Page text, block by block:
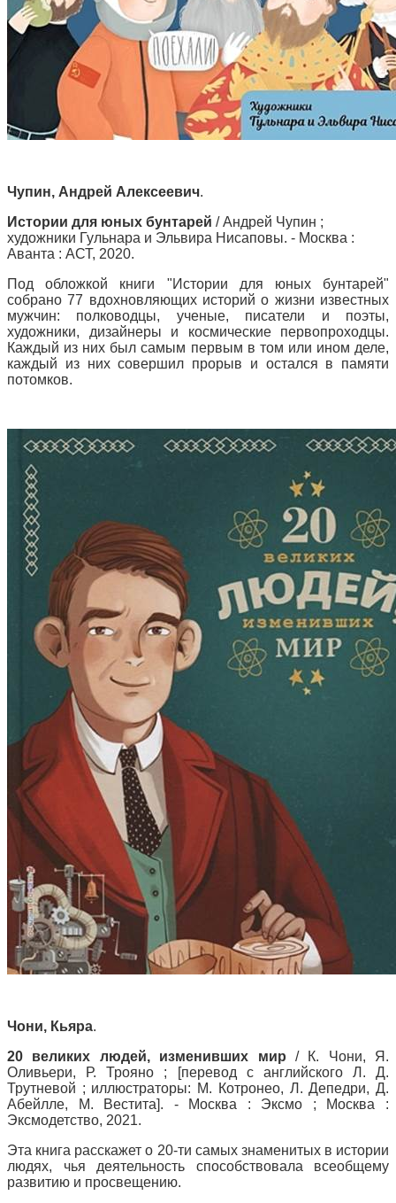
Чупин, Андрей Алексеевич.
Истории для юных бунтарей / Андрей Чупин ;
художники Гульнара и Эльвира Нисаповы. - Москва :
Аванта : АСТ, 2020.
Под обложкой книги "Истории для юных бунтарей"
собрано 77 вдохновляющих историй о жизни известных
мужчин: полководцы, ученые, писатели и поэты,
художники, дизайнеры и космические первопроходцы.
Каждый из них был самым первым в том или ином деле,
каждый из них совершил прорыв и остался в памяти
потомков.
Чони, Кьяра.
20 великих людей, изменивших мир / К. Чони, Я.
Оливьери, Р. Трояно ; [перевод с английского Л. Д.
Трутневой ; иллюстраторы: М. Котронео, Л. Депедри, Д.
Абейлле, М. Вестита]. - Москва : Эксмо ; Москва :
Эксмодетство, 2021.
Эта книга расскажет о 20-ти самых знаменитых в истории
людях, чья деятельность способствовала всеобщему
развитию и просвещению.